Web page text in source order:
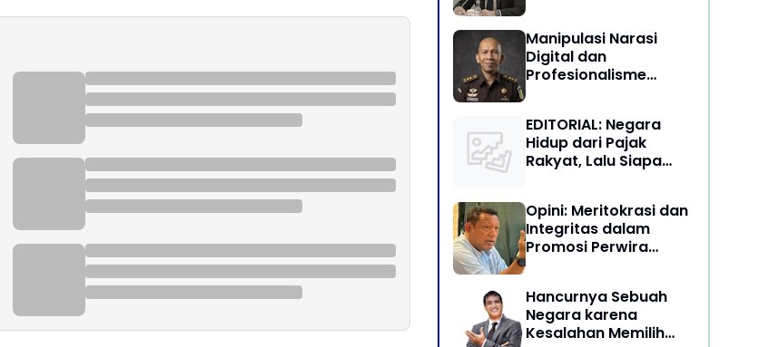
Manipulasi Narasi
Digital dan
Profesionalisme
Social Media di
Indonesia
EDITORIAL: Negara
Hidup dari Pajak
Rakyat, Lalu Siapa
Opini: Meritokrasi dan
Integritas dalam
Promosi Perwira
Hancurnya Sebuah
Negara karena
Kesalahan Memilih